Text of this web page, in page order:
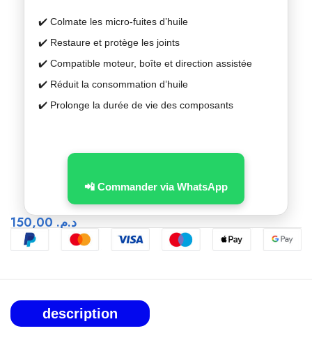
✔️ Colmate les micro-fuites d’huile
✔️ Restaure et protège les joints
✔️ Compatible moteur, boîte et direction assistée
✔️ Réduit la consommation d’huile
✔️ Prolonge la durée de vie des composants
📲 Commander via WhatsApp
د.م.
description